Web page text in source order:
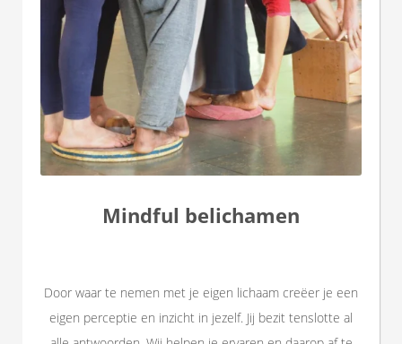
Mindful belichamen
Door waar te nemen met je eigen lichaam creëer je een
eigen perceptie en inzicht in jezelf. Jij bezit tenslotte al